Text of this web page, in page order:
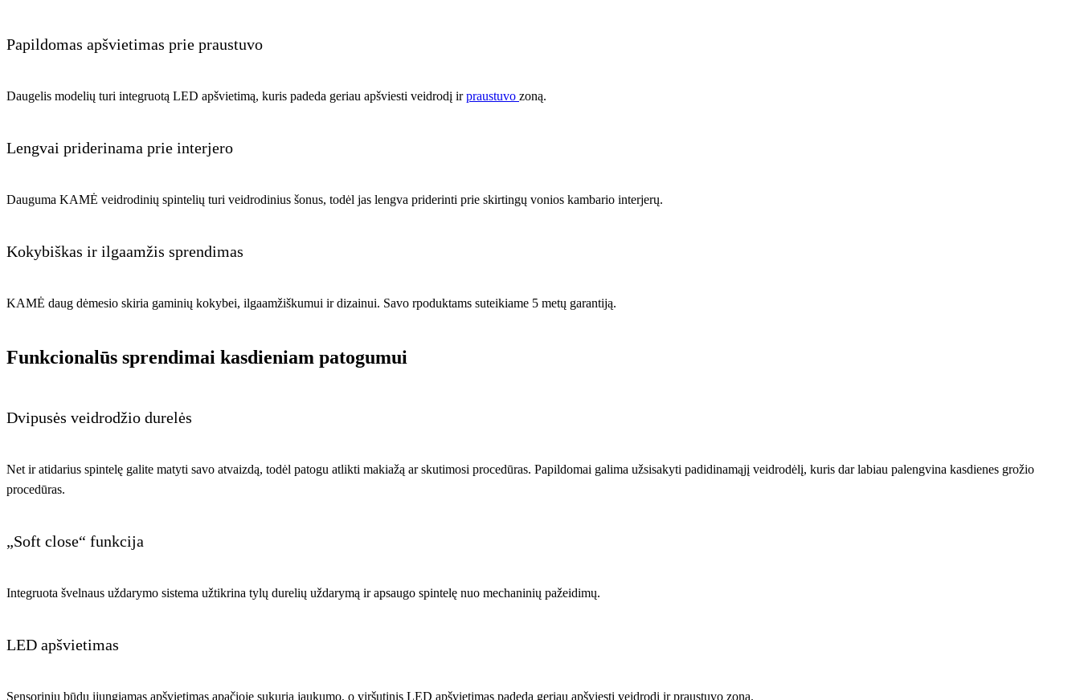
Papildomas apšvietimas prie praustuvo
Daugelis modelių turi integruotą LED apšvietimą, kuris padeda geriau apšviesti veidrodį irpraustuvo zoną.
Lengvai priderinama prie interjero
Dauguma KAMĖ veidrodinių spintelių turi veidrodinius šonus, todėl jas lengva priderinti prie skirtingų vonios kambario interjerų.
Kokybiškas ir ilgaamžis sprendimas
KAMĖ daug dėmesio skiria gaminių kokybei, ilgaamžiškumui ir dizainui. Savo rpoduktams suteikiame 5 metų garantiją.
Funkcionalūs sprendimai kasdieniam patogumui
Dvipusės veidrodžio durelės
Net ir atidarius spintelę galite matyti savo atvaizdą, todėl patogu atlikti makiažą ar skutimosi procedūras. Papildomai galima užsisakyti padidinamąjį veidrodėlį, kuris dar labiau palengvina kasdienes grožio
procedūras.
„Soft close“ funkcija
Integruota švelnaus uždarymo sistema užtikrina tylų durelių uždarymą ir apsaugo spintelę nuo mechaninių pažeidimų.
LED apšvietimas
Sensoriniu būdu įjungiamas apšvietimas apačioje sukuria jaukumo, o viršutinis LED apšvietimas padeda geriau apšviesti veidrodį ir praustuvo zoną.